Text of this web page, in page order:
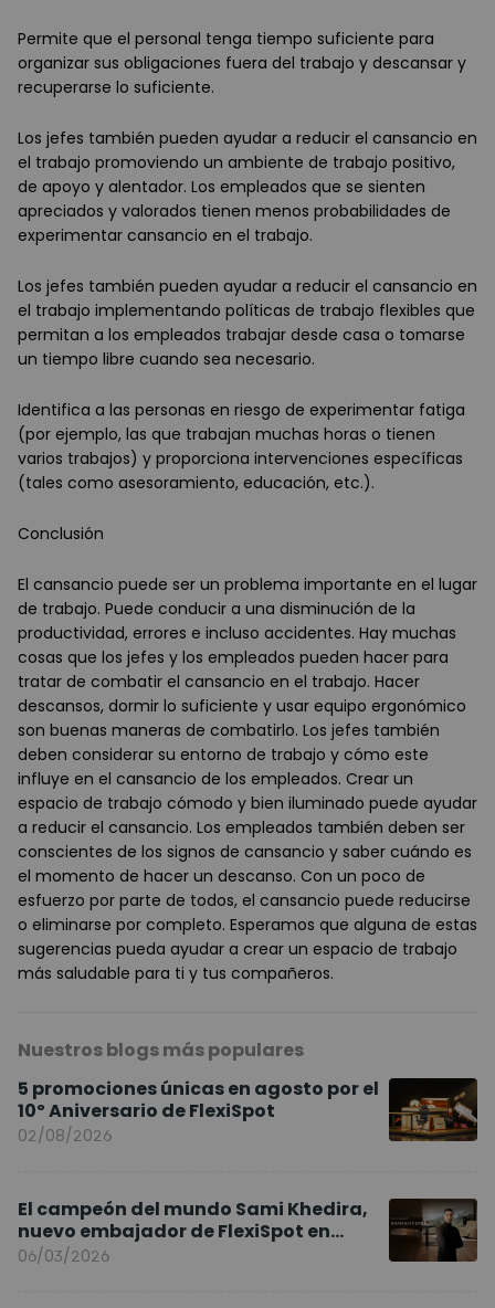
Permite que el personal tenga tiempo suficiente para
organizar sus obligaciones fuera del trabajo y descansar y
recuperarse lo suficiente.
Los jefes también pueden ayudar a reducir el cansancio en
el trabajo promoviendo un ambiente de trabajo positivo,
de apoyo y alentador. Los empleados que se sienten
apreciados y valorados tienen menos probabilidades de
experimentar cansancio en el trabajo.
Los jefes también pueden ayudar a reducir el cansancio en
el trabajo implementando políticas de trabajo flexibles que
permitan a los empleados trabajar desde casa o tomarse
un tiempo libre cuando sea necesario.
Identifica a las personas en riesgo de experimentar fatiga
(por ejemplo, las que trabajan muchas horas o tienen
varios trabajos) y proporciona intervenciones específicas
(tales como asesoramiento, educación, etc.).
Conclusión
El cansancio puede ser un problema importante en el lugar
de trabajo. Puede conducir a una disminución de la
productividad, errores e incluso accidentes. Hay muchas
cosas que los jefes y los empleados pueden hacer para
tratar de combatir el cansancio en el trabajo. Hacer
descansos, dormir lo suficiente y usar equipo ergonómico
son buenas maneras de combatirlo. Los jefes también
deben considerar su entorno de trabajo y cómo este
influye en el cansancio de los empleados. Crear un
espacio de trabajo cómodo y bien iluminado puede ayudar
a reducir el cansancio. Los empleados también deben ser
conscientes de los signos de cansancio y saber cuándo es
el momento de hacer un descanso. Con un poco de
esfuerzo por parte de todos, el cansancio puede reducirse
o eliminarse por completo. Esperamos que alguna de estas
sugerencias pueda ayudar a crear un espacio de trabajo
más saludable para ti y tus compañeros.
Nuestros blogs más populares
5 promociones únicas en agosto por el
10º Aniversario de FlexiSpot
02/08/2026
El campeón del mundo Sami Khedira,
nuevo embajador de FlexiSpot en
Europa
06/03/2026